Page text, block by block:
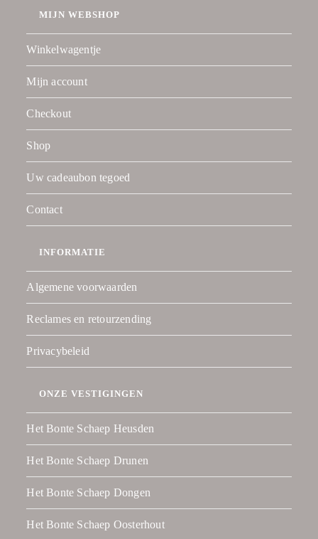
MIJN WEBSHOP
Winkelwagentje
Mijn account
Checkout
Shop
Uw cadeaubon tegoed
Contact
INFORMATIE
Algemene voorwaarden
Reclames en retourzending
Privacybeleid
ONZE VESTIGINGEN
Het Bonte Schaep Heusden
Het Bonte Schaep Drunen
Het Bonte Schaep Dongen
Het Bonte Schaep Oosterhout